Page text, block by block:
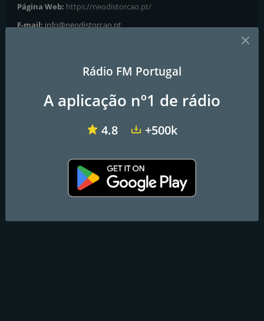
Página Web: https://neodistorcao.pt/
E-mail:info@neodistorcao.pt
Rádio FM Portugal
A aplicação nº1 de rádio
4.8 +500k